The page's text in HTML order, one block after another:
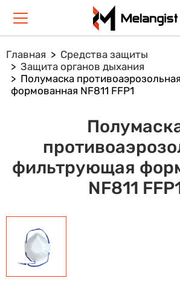
Главная
Средства защиты
Защита органов дыхания
Полумаска
формованная NF811 FFP1
фильтрующая
NF811